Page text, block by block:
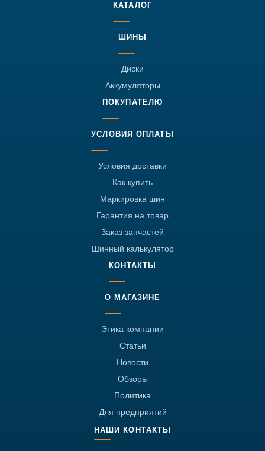
КАТАЛОГ
ШИНЫ
Диски
Аккумуляторы
ПОКУПАТЕЛЮ
УСЛОВИЯ ОПЛАТЫ
Условия доставки
Как купить
Маркировка шин
Гарантия на товар
Заказ запчастей
Шинный калькулятор
КОНТАКТЫ
О МАГАЗИНЕ
Этика компании
Статьи
Новости
Обзоры
Политика
Для предприятий
НАШИ КОНТАКТЫ